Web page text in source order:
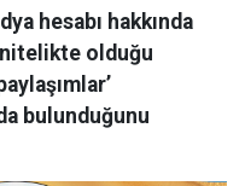
hesabı hakkında
olduğu
bulunduğunu